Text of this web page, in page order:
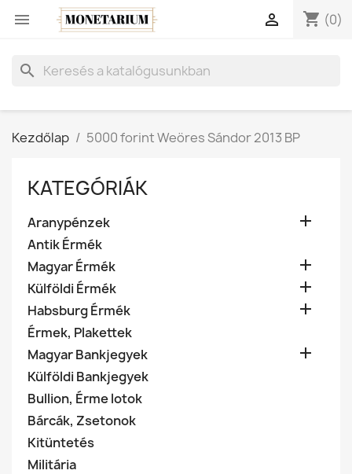
 shopping_cart (0)

search
Kezdőlap 5000 forint Weöres Sándor 2013 BP
KATEGÓRIÁK
Aranypénzek 
Antik Érmék
Magyar Érmék

Külföldi Érmék 
Habsburg Érmék 
Érmek, Plakettek
Magyar Bankjegyek

Külföldi Bankjegyek
Bullion, Érme lotok
Bárcák, Zsetonok
Kitüntetés
Militária